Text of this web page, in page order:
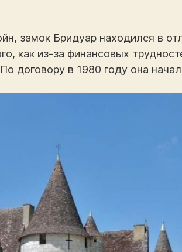
замок Бридуар находился в
как из-за финансовых
договору в 1980 году она